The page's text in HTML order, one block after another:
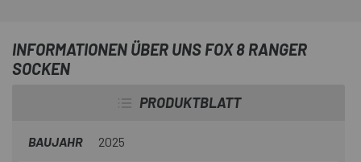
und Belüftung zu einem sehr wettbewerbsfähigen preis .
Wenn der Trail anspruchsvoll wird, sorgen die gepolsterte
Ferse und Zehen für Komfort und dank ihres gerippten
oberen Bandes bleiben diese Socken immer auf der Höhe,
INFORMATIONEN ÜBER UNS FOX 8 RANGER
SOCKEN
PRODUKTBLATT
BAUJAHR 2025